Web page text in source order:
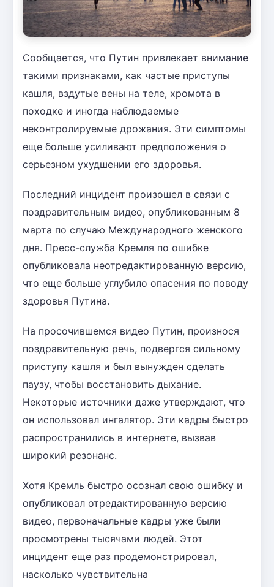
Сообщается, что Путин привлекает внимание
такими признаками, как частые приступы
кашля, вздутые вены на теле, хромота в
походке и иногда наблюдаемые
неконтролируемые дрожания. Эти симптомы
еще больше усиливают предположения о
серьезном ухудшении его здоровья.
Последний инцидент произошел в связи с
поздравительным видео, опубликованным 8
марта по случаю Международного женского
дня. Пресс-служба Кремля по ошибке
опубликовала неотредактированную версию,
что еще больше углубило опасения по поводу
здоровья Путина.
На просочившемся видео Путин, произнося
поздравительную речь, подвергся сильному
приступу кашля и был вынужден сделать
паузу, чтобы восстановить дыхание.
Некоторые источники даже утверждают, что
он использовал ингалятор. Эти кадры быстро
распространились в интернете, вызвав
широкий резонанс.
Хотя Кремль быстро осознал свою ошибку и
опубликовал отредактированную версию
видео, первоначальные кадры уже были
просмотрены тысячами людей. Этот
инцидент еще раз продемонстрировал,
насколько чувствительна